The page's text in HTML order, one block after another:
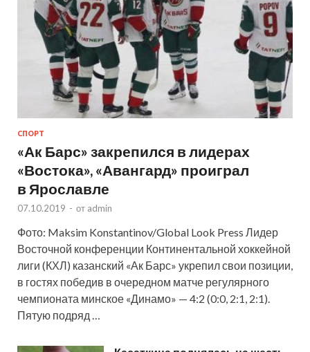
СПОРТ
«Ак Барс» закрепился в лидерах
«Востока», «Авангард» проиграл
в Ярославле
07.10.2019 - от admin
Фото: Maksim Konstantinov/Global Look Press Лидер
Восточной конференции Континентальной хоккейной
лиги (КХЛ) казанский «Ак Барс» укрепил свои позиции,
в гостях победив в очередном матче регулярного
чемпионата минское «Динамо» — 4:2 (0:0, 2:1, 2:1).
Пятую подряд …